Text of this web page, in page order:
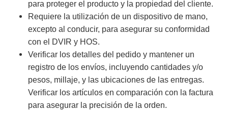
para proteger el producto y la propiedad del cliente.
Requiere la utilización de un dispositivo de mano,
excepto al conducir, para asegurar su conformidad
con el DVIR y HOS.
Verificar los detalles del pedido y mantener un
registro de los envíos, incluyendo cantidades y/o
pesos, millaje, y las ubicaciones de las entregas.
Verificar los artículos en comparación con la factura
para asegurar la precisión de la orden.